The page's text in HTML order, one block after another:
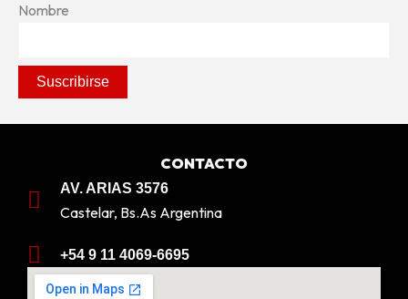
Nombre
CONTACTO
AV. ARIAS 3576
Castelar, Bs.As Argentina
+54 9 11 4069-6695